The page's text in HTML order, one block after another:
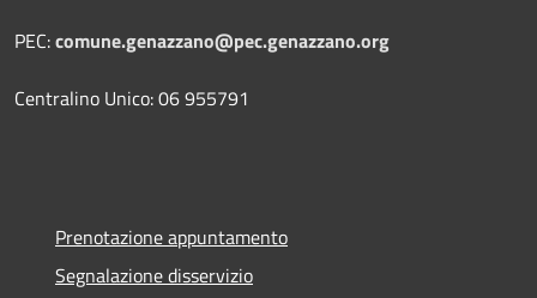
PEC:comune.genazzano@pec.genazzano.org
Centralino Unico: 06 955791
Prenotazione appuntamento
Segnalazione disservizio